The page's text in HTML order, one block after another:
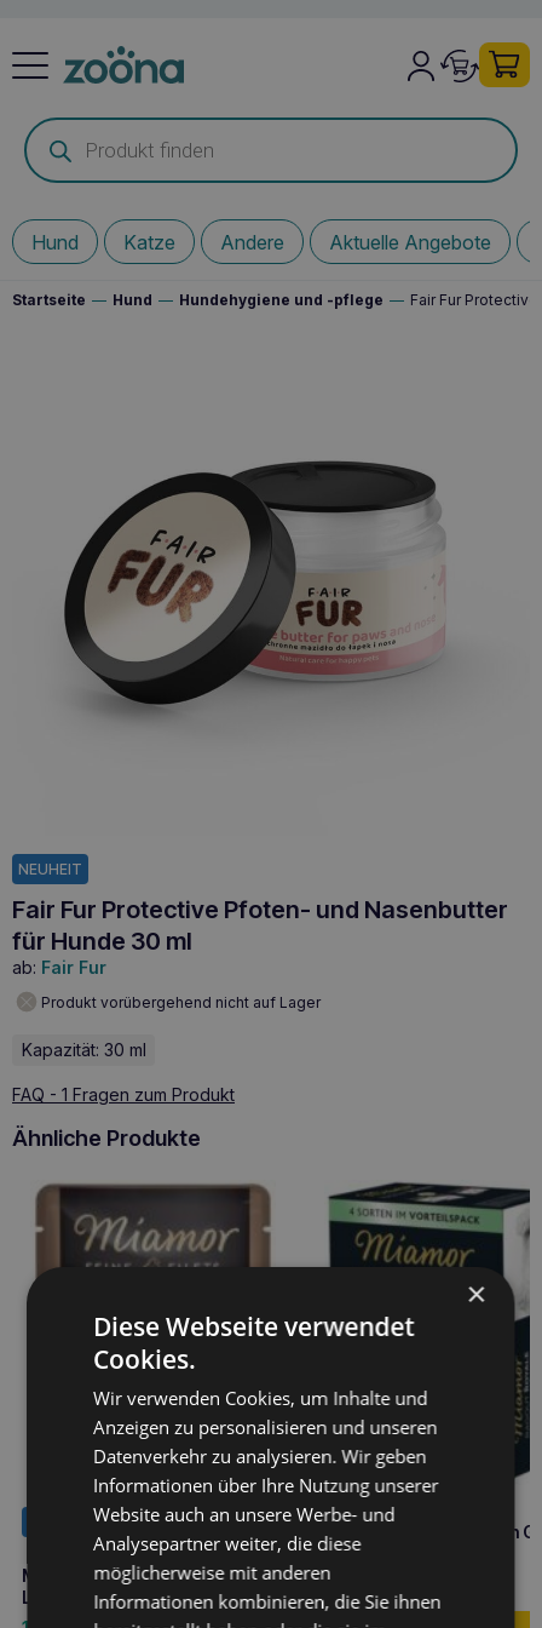
Products
search
Hund Katze Andere Aktuelle Angebote
Startseite — Hund — Hundehygiene und -pflege — Fair Fur
NEUHEIT
Fair Fur Protective Pfoten- und Nasenbutter
für Hunde 30 ml
ab: Fair Fur
Produkt vorübergehend nicht auf Lager
Kapazität: 30 ml
FAQ - 1 Fragen zum Produkt
Ähnliche Produkte
Miamor Thunfischfilets in
Lachsgelee 100g
NEUHEIT
Miamor Ragout Royale in
Gemischte
Geschmacksrichtungen
12x100g in Sauce
9,70
×
Diese Webseite verwendet
Cookies.
Wir verwenden Cookies, um Inhalte und
Anzeigen zu personalisieren und unseren
Datenverkehr zu analysieren. Wir geben
Informationen über Ihre Nutzung unserer
Website auch an unsere Werbe- und
Analysepartner weiter, die diese
möglicherweise mit anderen
Informationen kombinieren, die Sie ihnen